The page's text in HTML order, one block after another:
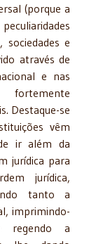
(porque a
sociedades e
através de
e nas
Destaque-se
vêm
ir além da
jurídica para
jurídica,
tanto a
imprimindo-
regendo a